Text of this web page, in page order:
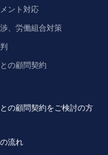
ント対応
、労働組合対策
の顧問契約
の顧問契約をご検討の方
流れ